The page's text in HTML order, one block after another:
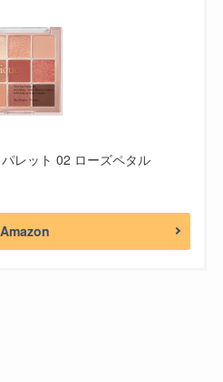
レット 02 ローズペタル
Amazon